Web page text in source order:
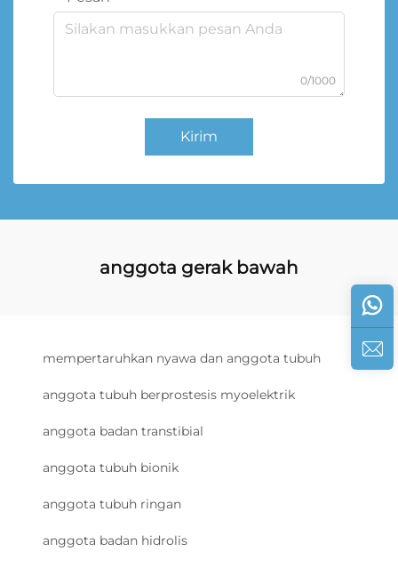
0/1000
Kirim
anggota gerak bawah
mempertaruhkan nyawa dan anggota tubuh
anggota tubuh berprostesis myoelektrik
anggota badan transtibial
anggota tubuh bionik
anggota tubuh ringan
anggota badan hidrolis